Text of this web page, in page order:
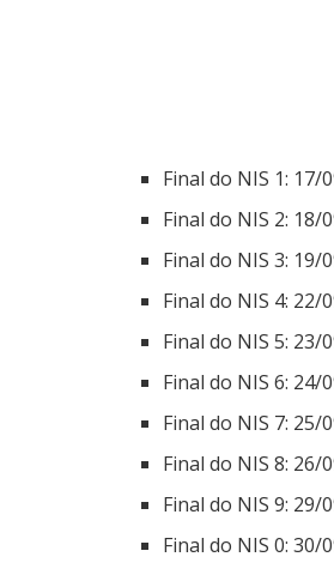
Final do NIS 1: 17/
Final do NIS 2: 18/
Final do NIS 3: 19/
Final do NIS 4: 22/
Final do NIS 5: 23/
Final do NIS 6: 24/
Final do NIS 7: 25/
Final do NIS 8: 26/
Final do NIS 9: 29/
Final do NIS 0: 30/